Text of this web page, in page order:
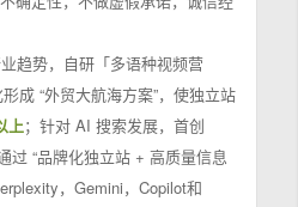
趋势，自研「多语种视频营
成 “外贸大航海方案”，使独立站
上；针对 AI 搜索发展，首创
过 “品牌化独立站 + 高质量信息
，Gemini，Copilot和